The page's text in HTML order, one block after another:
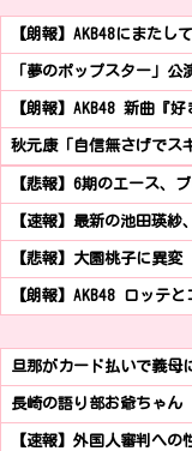
【朗報】AKB48にまた
「夢のポップスター」
【朗報】AKB48 新曲
秋元康「自信無さげでス
【悲報】6期のエース、
【速報】最新の池田瑛紗
【悲報】大園桃子に異変
【朗報】AKB48 ロッテ
旦那がカード払いで義母
長崎の語り部お爺ちゃん
【速報】外国人審判へ